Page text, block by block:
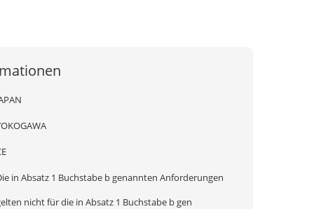
in Absatz 1 Buchstabe b genannten Anforderungen
nicht für die in Absatz 1 Buchstabe b gen